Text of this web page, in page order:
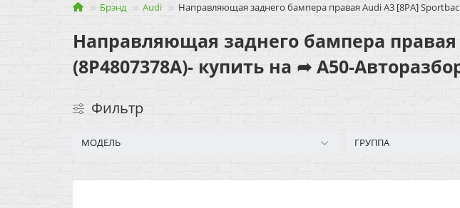
Брэнд Audi Направляющая заднего бампера правая Audi A3 [8PA]
Направляющая заднего бампера правая
(8P4807378A)- купить на ➦ А50-
Фильтр
МОДЕЛЬ ГРУППА